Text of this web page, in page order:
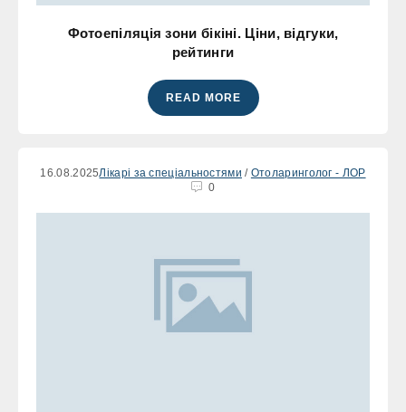
Фотоепіляція зони бікіні. Ціни, відгуки,
рейтинги
READ MORE
16.08.2025Лікарі за спеціальностями / Отоларинголог - ЛОР
0